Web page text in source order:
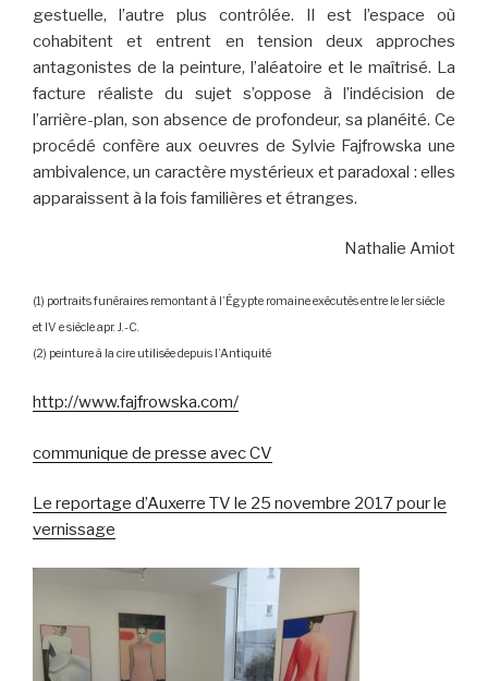
gestuelle, l’autre plus contrôlée. Il est l’espace où
cohabitent et entrent en tension deux approches
antagonistes de la peinture, l’aléatoire et le maîtrisé. La
facture réaliste du sujet s’oppose à l’indécision de
l’arrière-plan, son absence de profondeur, sa planéité. Ce
procédé confère aux oeuvres de Sylvie Fajfrowska une
ambivalence, un caractère mystérieux et paradoxal : elles
apparaissent à la fois familières et étranges.
Nathalie Amiot
(1) portraits funéraires remontant à l’Égypte romaine exécutés entre le Ier siècle
et IV e siècle apr. J.-C.
(2) peinture à la cire utilisée depuis l’Antiquité
http://www.fajfrowska.com/
communique de presse avec CV
Le reportage d’Auxerre TV le 25 novembre 2017 pour le
vernissage